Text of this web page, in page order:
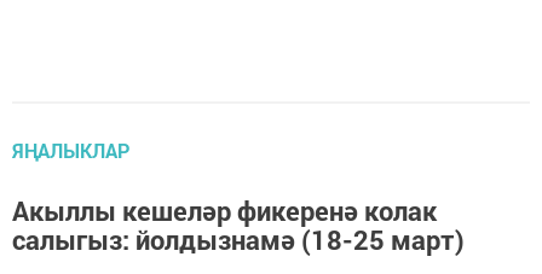
ЯҢАЛЫКЛАР
Акыллы кешеләр фикеренә колак
салыгыз: йолдызнамә (18-25 март)